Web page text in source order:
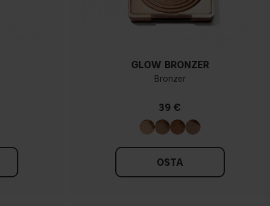
GLOW BRONZER
Bronzer
39 €
OSTA